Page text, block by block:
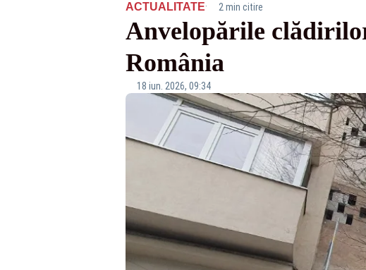
ACTUALITATE· 2 min citire
Anvelopările
România
18 iun. 2026, 09:34